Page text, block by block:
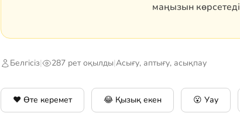
маңызын
Белгісіз| 287 рет оқылды|Асығу, аптығу, асықпау
❤️ Өте керемет 😂 Қызық екен 😮 Уау